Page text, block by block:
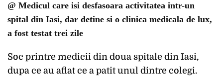
@ Medicul care isi desfasoara activitatea intr-un
spital din Iasi, dar detine si o clinica medicala de lux,
a fost testat trei zile
Soc printre medicii din doua spitale din Iasi,
dupa ce au aflat ce a patit unul dintre colegi.